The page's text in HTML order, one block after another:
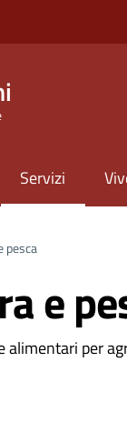
Servizi
pesca
e
per